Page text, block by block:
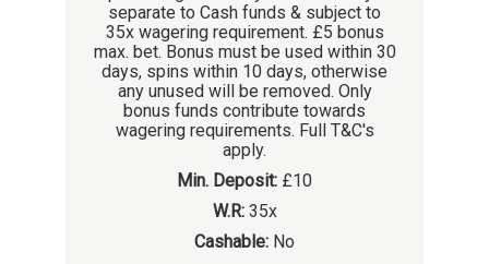
separate to Cash funds & subject to
35x wagering requirement. £5 bonus
max. bet. Bonus must be used within 30
days, spins within 10 days, otherwise
any unused will be removed. Only
bonus funds contribute towards
wagering requirements. Full T&C's
apply.
Min. Deposit: £10
W.R: 35x
Cashable: No